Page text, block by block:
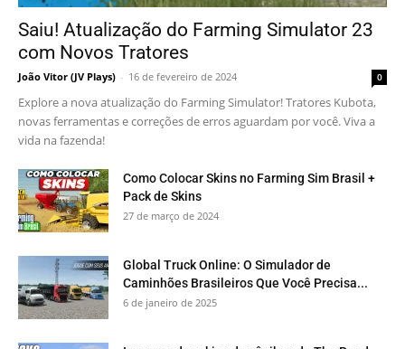
Saiu! Atualização do Farming Simulator 23
com Novos Tratores
João Vitor (JV Plays) - 16 de fevereiro de 2024 0
Explore a nova atualização do Farming Simulator! Tratores Kubota,
novas ferramentas e correções de erros aguardam por você. Viva a
vida na fazenda!
Como Colocar Skins no Farming Sim Brasil +
Pack de Skins
27 de março de 2024
Global Truck Online: O Simulador de
Caminhões Brasileiros Que Você Precisa...
6 de janeiro de 2025